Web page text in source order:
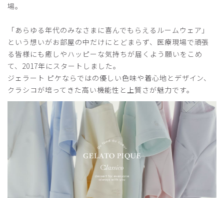
場。
「あらゆる年代のみなさまに喜んでもらえるルームウェア」
という想いがお部屋の中だけにとどまらず、医療現場で頑張
る皆様にも癒しやハッピーな気持ちが届くよう願いをこめ
て、2017年にスタートしました。
ジェラート ピケならではの優しい色味や着心地とデザイン、
クラシコが培ってきた高い機能性と上質さが魅力です。